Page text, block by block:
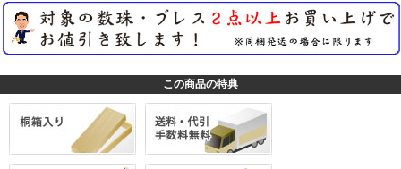
この商品の特典